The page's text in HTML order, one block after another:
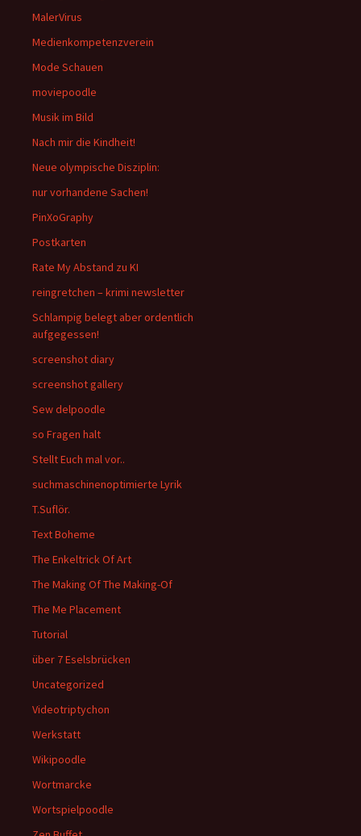
MalerVirus
Medienkompetenzverein
Mode Schauen
moviepoodle
Musik im Bild
Nach mir die Kindheit!
Neue olympische Disziplin:
nur vorhandene Sachen!
PinXoGraphy
Postkarten
Rate My Abstand zu KI
reingretchen – krimi newsletter
Schlampig belegt aber ordentlich
aufgegessen!
screenshot diary
screenshot gallery
Sew delpoodle
so Fragen halt
Stellt Euch mal vor..
suchmaschinenoptimierte Lyrik
T.Suflör.
Text Boheme
The Enkeltrick Of Art
The Making Of The Making-Of
The Me Placement
Tutorial
über 7 Eselsbrücken
Uncategorized
Videotriptychon
Werkstatt
Wikipoodle
Wortmarcke
Wortspielpoodle